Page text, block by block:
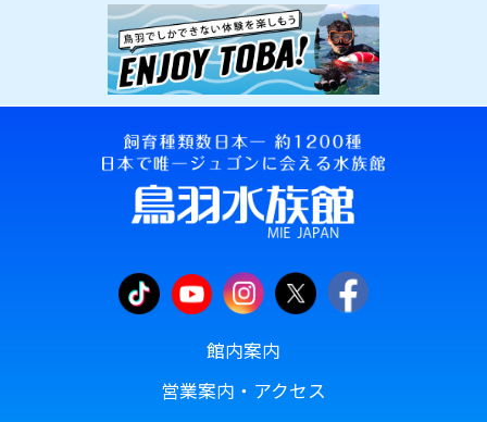
館内案内
営業案内・アクセス